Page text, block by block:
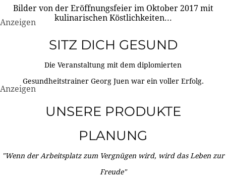
Bilder von der Eröffnungsfeier im Oktober 2017 mit
kulinarischen Köstlichkeiten...
Anzeigen
SITZ DICH GESUND
Die Veranstaltung mit dem diplomierten
Gesundheitstrainer Georg Juen war ein voller Erfolg.
Anzeigen
UNSERE PRODUKTE
PLANUNG
"Wenn der Arbeitsplatz zum Vergnügen wird, wird das Leben zur
Freude"